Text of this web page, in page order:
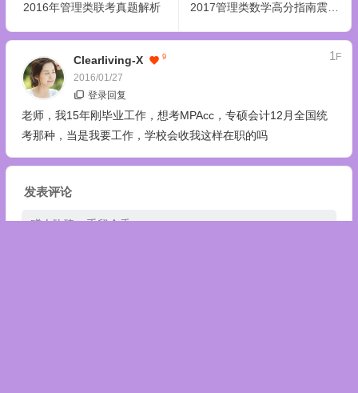
2016年管理类联考真题解析
2017管理类数学高分指南震撼发布！
Clearliving-X 9
2016/01/27
1 F
登录回复
老师，我15年刚毕业工作，想考MPAcc，专硕会计12月全国统
考那种，当是我要工作，学校会收我这样在职的吗
发表评论